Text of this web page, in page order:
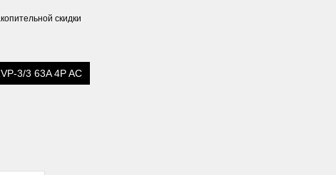
скидки
3/3 63A 4P AC